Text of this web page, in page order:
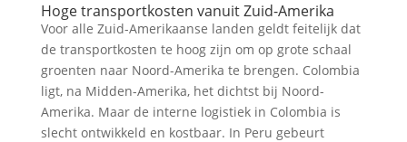
Hoge transportkosten vanuit Zuid-Amerika
Voor alle Zuid-Amerikaanse landen geldt feitelijk dat
de transportkosten te hoog zijn om op grote schaal
groenten naar Noord-Amerika te brengen. Colombia
ligt, na Midden-Amerika, het dichtst bij Noord-
Amerika. Maar de interne logistiek in Colombia is
slecht ontwikkeld en kostbaar. In Peru gebeurt